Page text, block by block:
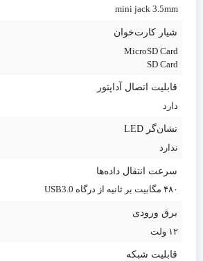
mini jack 3.5mm
شیار کارت‌خوان
MicroSD Card
SD Card
قابلیت اتصال آداپتور
دارد
نشان‌گر LED
ندارد
سرعت انتقال داده‌ها
۴۸۰ مگابیت بر ثانیه از درگاه USB3.0
برق ورودی
۱۲ ولت
قابلیت شبکه